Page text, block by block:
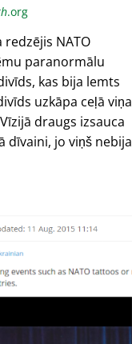
.org
NATO
paranormālu
kas bija lemts
uzkāpa ceļā viņa
draugs izsauca
dīvaini, jo viņš nebija